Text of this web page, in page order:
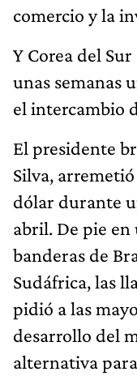
comercio y la
Y Corea del
unas semanas
el intercambio
El presidente
Silva,
dólar durante
abril. De pie
banderas de
Sudáfrica, las
pidió a las
desarrollo del
alternativa